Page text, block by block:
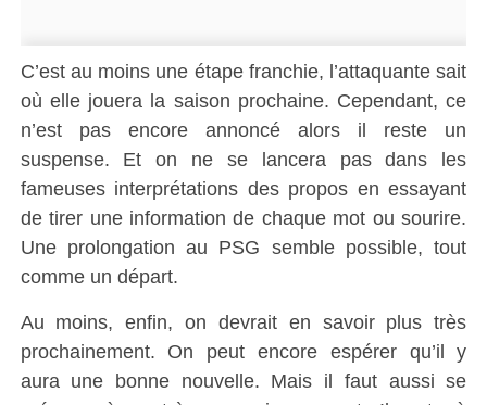
C’est au moins une étape franchie, l’attaquante sait
où elle jouera la saison prochaine. Cependant, ce
n’est pas encore annoncé alors il reste un
suspense. Et on ne se lancera pas dans les
fameuses interprétations des propos en essayant
de tirer une information de chaque mot ou sourire.
Une prolongation au PSG semble possible, tout
comme un départ.
Au moins, enfin, on devrait en savoir plus très
prochainement. On peut encore espérer qu’il y
aura une bonne nouvelle. Mais il faut aussi se